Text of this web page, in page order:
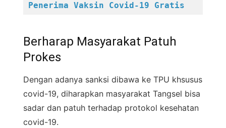
Penerima Vaksin Covid-19 Gratis
Berharap Masyarakat Patuh
Prokes
Dengan adanya sanksi dibawa ke TPU khsusus
covid-19, diharapkan masyarakat Tangsel bisa
sadar dan patuh terhadap protokol kesehatan
covid-19.